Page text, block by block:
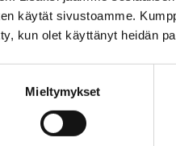
käytät sivustoamme.
kun olet käyttänyt heidän
Mieltymykset